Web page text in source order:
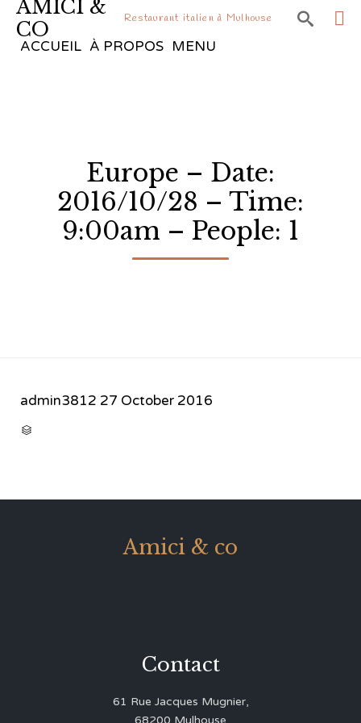
AMICI &
CO
Restaurant italien à Mulhouse 
ACCUEIL À PROPOS MENU
Europe – Date:
2016/10/28 – Time:
9:00am – People: 1
admin3812 27 October 2016

Amici & co
Contact
61 Rue Jacques Mugnier,